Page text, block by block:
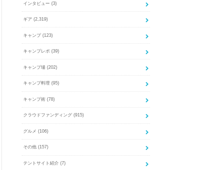
インタビュー (3)
ギア (2,319)
キャンプ (123)
キャンプレポ (39)
キャンプ場 (202)
キャンプ料理 (95)
キャンプ術 (78)
クラウドファンディング (915)
グルメ (106)
その他 (157)
テントサイト紹介 (7)